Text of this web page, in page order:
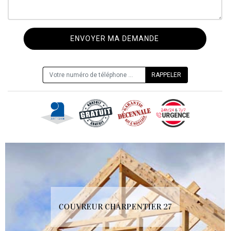
COUVREUR CHARPENTIER 27